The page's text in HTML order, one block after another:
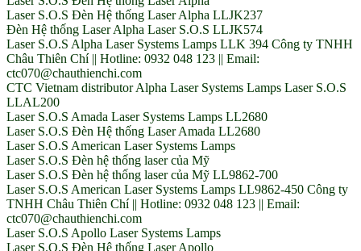
Laser S.O.S Đèn Hệ thống Laser Alpha LLJK237
Đèn Hệ thống Laser Alpha Laser S.O.S LLJK574
Laser S.O.S Alpha Laser Systems Lamps LLK 394 Công ty TNHH
Châu Thiên Chí || Hotline: 0932 048 123 || Email:
ctc070@chauthienchi.com
CTC Vietnam distributor Alpha Laser Systems Lamps Laser S.O.S
LLAL200
Laser S.O.S Amada Laser Systems Lamps LL2680
Laser S.O.S Đèn Hệ thống Laser Amada LL2680
Laser S.O.S American Laser Systems Lamps
Laser S.O.S Đèn hệ thống laser của Mỹ
Laser S.O.S Đèn hệ thống laser của Mỹ LL9862-700
Laser S.O.S American Laser Systems Lamps LL9862-450 Công ty
TNHH Châu Thiên Chí || Hotline: 0932 048 123 || Email:
ctc070@chauthienchi.com
Laser S.O.S Apollo Laser Systems Lamps
Laser S.O.S Đèn Hệ thống Laser Apollo